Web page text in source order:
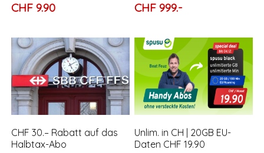
CHF 9.90 CHF 999.-
CHF 30.– Rabatt auf das
Halbtax-Abo
Unlim. in CH | 20GB EU-
Daten CHF 19.90